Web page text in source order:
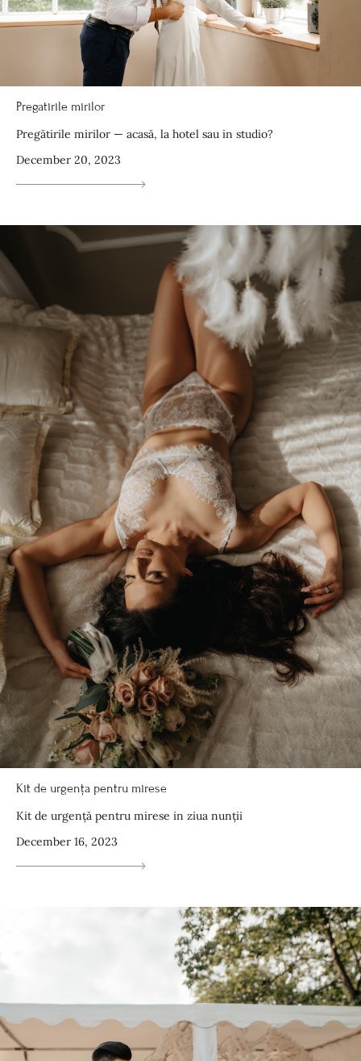
Pregatirile mirilor
Pregătirile mirilor — acasă, la hotel sau in studio?
December 20, 2023
Kit de urgența pentru mirese
Kit de urgență pentru mirese in ziua nunții
December 16, 2023